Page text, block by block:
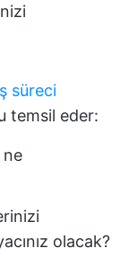
süreci
temsil eder:
ne
olacak?